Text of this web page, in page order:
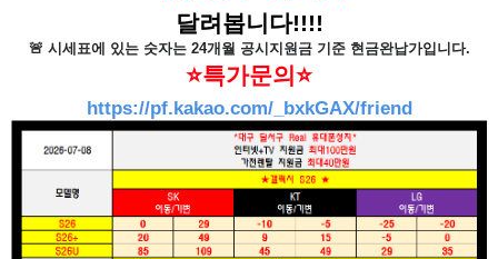
달려봅니다!!!!
🚨 시세표에 있는 숫자는 24개월 공시지원금 기준 현금완납가입니다.
⭐특가문의⭐
https://pf.kakao.com/_bxkGAX/friend